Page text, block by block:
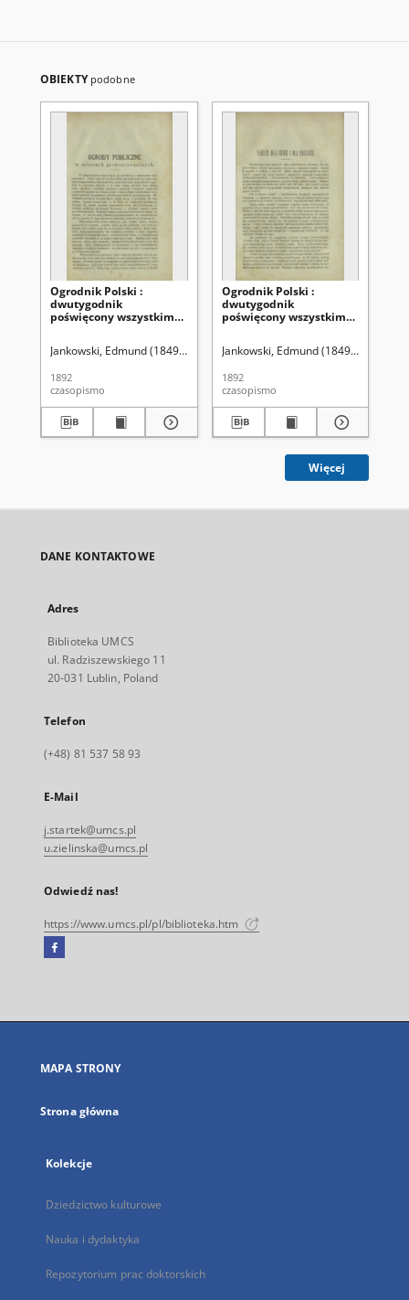
OBIEKTY podobne
Ogrodnik Polski :
dwutygodnik
poświęcony wszystkim
Jankowski, Edmund (1849-1938). Red. Szanior, Franciszek (1853-
1892
czasopismo
Ogrodnik Polski :
dwutygodnik
poświęcony wszystkim
Jankowski, Edmund (1849-1938).
1892
czasopismo
Więcej
DANE KONTAKTOWE
Adres
Biblioteka UMCS
ul. Radziszewskiego 11
20-031 Lublin, Poland
Telefon
(+48) 81 537 58 93
E-Mail
j.startek@umcs.pl
u.zielinska@umcs.pl
Odwiedź nas!
https://www.umcs.pl/pl/biblioteka.htm
Facebook
się
karcie
MAPA STRONY
Strona główna
Kolekcje
Dziedzictwo kulturowe
Nauka i dydaktyka
Repozytorium prac doktorskich